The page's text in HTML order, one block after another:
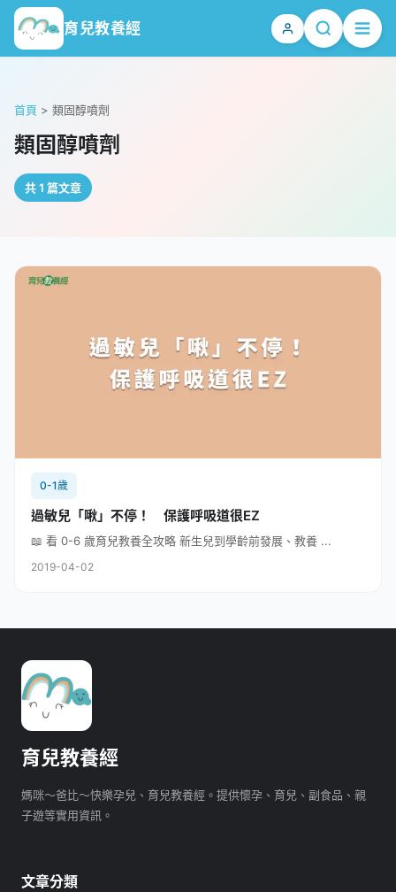
育兒教養經
首頁 > 類固醇噴劑
類固醇噴劑
共 1 篇文章
0-1歲
過敏兒「啾」不停！ 保護呼吸道很EZ
📖 看 0-6 歲育兒教養全攻略 新生兒到學齡前發展、教養 ...
2019-04-02
育兒教養經
媽咪～爸比～快樂孕兒、育兒教養經。提供懷孕、育兒、副食品、親
子遊等實用資訊。
文章分類